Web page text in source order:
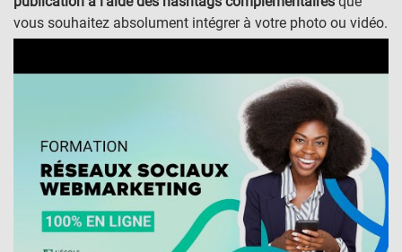
vous souhaitez absolument intégrer à votre photo ou vidéo.
publications ?
Si Twitter a créé le hashtag, Instagram l’a popularisé. La
plateforme autorise donc jusqu’à 30 hashtags par
publication. Plus vous incorporez de mots-clés, plus vous
gagnez d’engagement. Cependant, vous n’êtes pas obligé
Pour garder votre contenu attractif, placez les